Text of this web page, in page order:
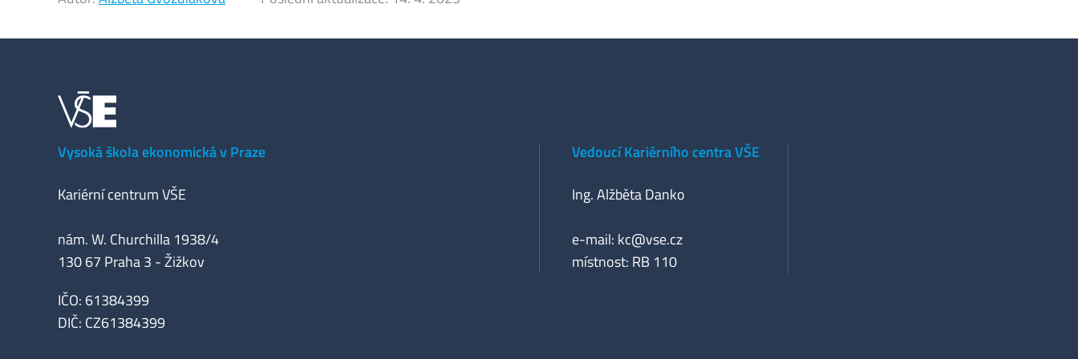
Vysoká škola ekonomická v Praze
Kariérní centrum VŠE
nám. W. Churchilla 1938/4
130 67 Praha 3 - Žižkov
IČO: 61384399
DIČ: CZ61384399
Vedoucí Kariérního centra VŠE
Ing. Alžběta Danko
e-mail: kc@vse.cz
místnost: RB 110